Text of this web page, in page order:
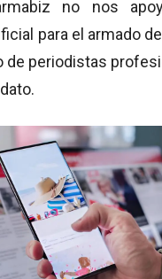
no nos
para el armado
de periodistas